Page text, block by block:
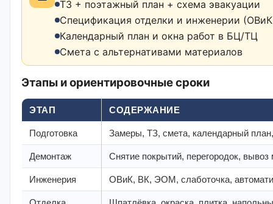
ТЗ + поэтажный план + схема эвакуации
Спецификация отделки и инженерии
Календарный план и окна работ в БЦ/ТЦ
Смета с альтернативами материалов
Этапы и ориентировочные сроки
ЭТАП СОДЕРЖАНИЕ
Подготовка Замеры, ТЗ, смета, календарный
Демонтаж Снятие покрытий, перегородок, вывоз
Инженерия ОВиК, ВК, ЭОМ, слаботочка,